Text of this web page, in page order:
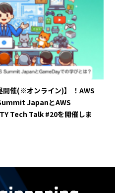
開催(※オンライン)】 ！AWS
JapanとAWS
Tech Talk #20を開催しま